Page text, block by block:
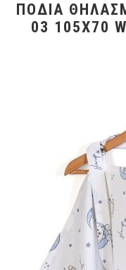
ΠΟΔΙΆ
03 105X70